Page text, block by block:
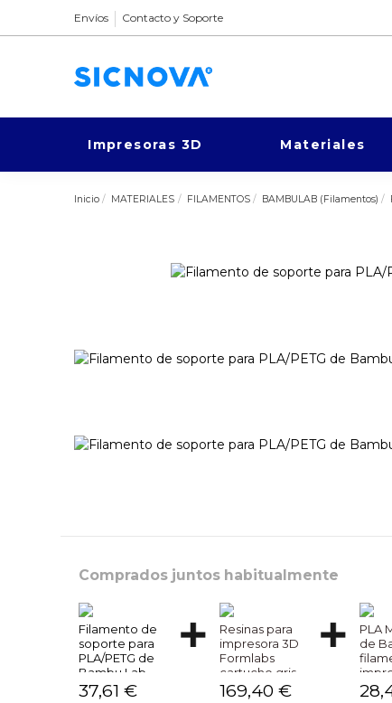
Envíos Contacto y Soporte
Impresoras 3D Materiales
Inicio MATERIALES FILAMENTOS BAMBULAB (Filamentos)
Comprados juntos habitualmente
Filamento de
soporte para
PLA/PETG de
Bambu Lab
37,61 €
Resinas para
impresora 3D
Formlabs
cartucho gris
169,40 €
PLA
de